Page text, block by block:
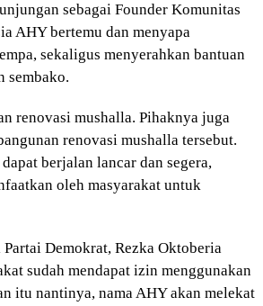
sebagai Founder Komunitas
AHY bertemu dan menyapa
sekaligus menyerahkan bantuan
sembako.
renovasi mushalla. Pihaknya juga
renovasi mushalla tersebut.
berjalan lancar dan segera,
oleh masyarakat untuk
Demokrat, Rezka Oktoberia
sudah mendapat izin menggunakan
itu nantinya, nama AHY akan melekat